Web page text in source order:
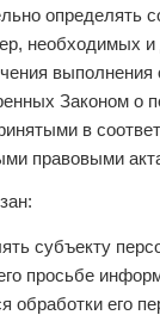
определять
необходимых и
выполнения
Законом о
в
правовыми
субъекту
просьбе
обработки его